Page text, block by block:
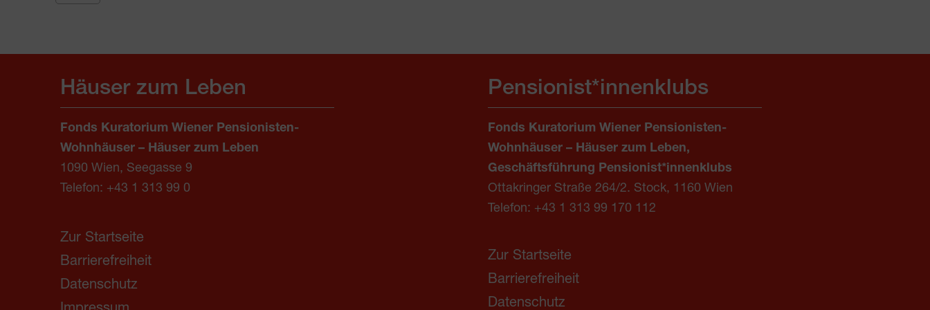
nach
Haus
Wildnis
Menge
Häuser zum Leben
Fonds Kuratorium Wiener Pensionisten-
Wohnhäuser – Häuser zum Leben
1090 Wien, Seegasse 9
Telefon: +43 1 313 99 0
Zur Startseite
Barrierefreiheit
Datenschutz
Pensionist*innenklubs
Fonds Kuratorium Wiener Pensionisten-
Wohnhäuser – Häuser zum Leben,
Geschäftsführung Pensionist*innenklubs
Ottakringer Straße 264/2. Stock, 1160 Wien
Telefon: +43 1 313 99 170 112
Zur Startseite
Barrierefreiheit
Datenschutz